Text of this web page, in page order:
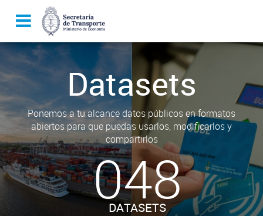
Datasets
Ponemos a tu alcance datos públicos en formatos
abiertos para que puedas usarlos, modificarlos y
compartirlos
048
DATASETS